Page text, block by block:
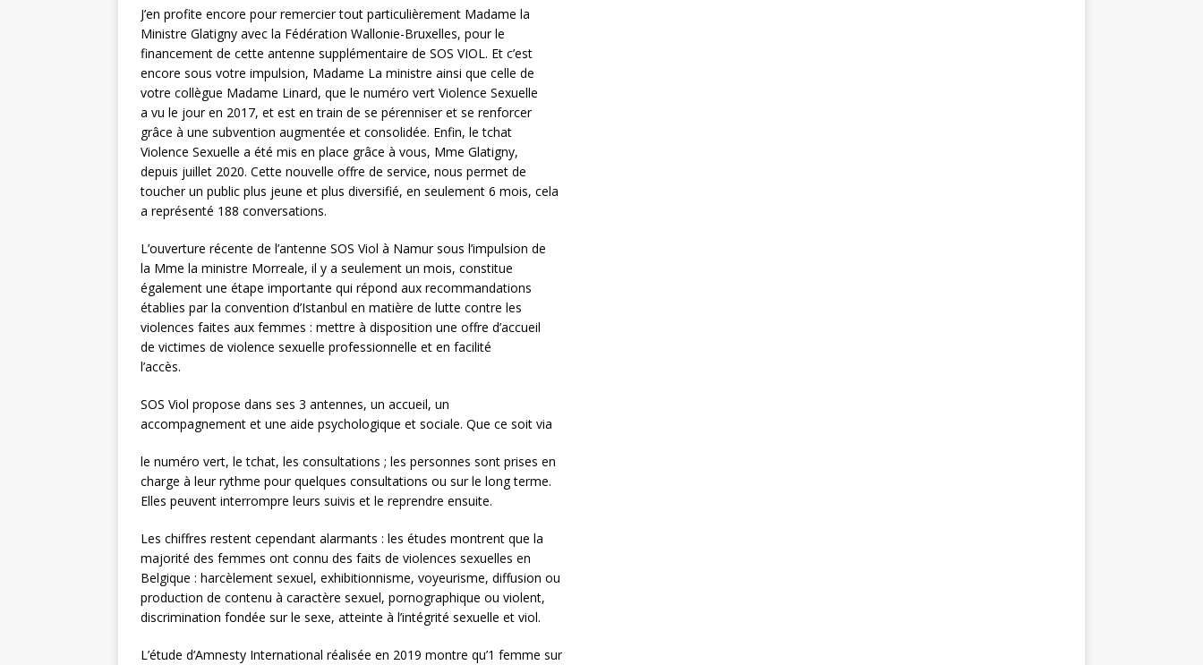
J’en profite encore pour remercier tout particulièrement Madame la
Ministre Glatigny avec la Fédération Wallonie-Bruxelles, pour le
financement de cette antenne supplémentaire de SOS VIOL. Et c’est
encore sous votre impulsion, Madame La ministre ainsi que celle de
votre collègue Madame Linard, que le numéro vert Violence Sexuelle
a vu le jour en 2017, et est en train de se pérenniser et se renforcer
grâce à une subvention augmentée et consolidée. Enfin, le tchat
Violence Sexuelle a été mis en place grâce à vous, Mme Glatigny,
depuis juillet 2020. Cette nouvelle offre de service, nous permet de
toucher un public plus jeune et plus diversifié, en seulement 6 mois, cela
a représenté 188 conversations.
L’ouverture récente de l’antenne SOS Viol à Namur sous l’impulsion de
la Mme la ministre Morreale, il y a seulement un mois, constitue
également une étape importante qui répond aux recommandations
établies par la convention d’Istanbul en matière de lutte contre les
violences faites aux femmes : mettre à disposition une offre d’accueil
de victimes de violence sexuelle professionnelle et en facilité
l’accès.
SOS Viol propose dans ses 3 antennes, un accueil, un
accompagnement et une aide psychologique et sociale. Que ce soit via
le numéro vert, le tchat, les consultations ; les personnes sont prises en
charge à leur rythme pour quelques consultations ou sur le long terme.
Elles peuvent interrompre leurs suivis et le reprendre ensuite.
Les chiffres restent cependant alarmants : les études montrent que la
majorité des femmes ont connu des faits de violences sexuelles en
Belgique : harcèlement sexuel, exhibitionnisme, voyeurisme, diffusion ou
production de contenu à caractère sexuel, pornographique ou violent,
discrimination fondée sur le sexe, atteinte à l’intégrité sexuelle et viol.
L’étude d’Amnesty International réalisée en 2019 montre qu’1 femme sur